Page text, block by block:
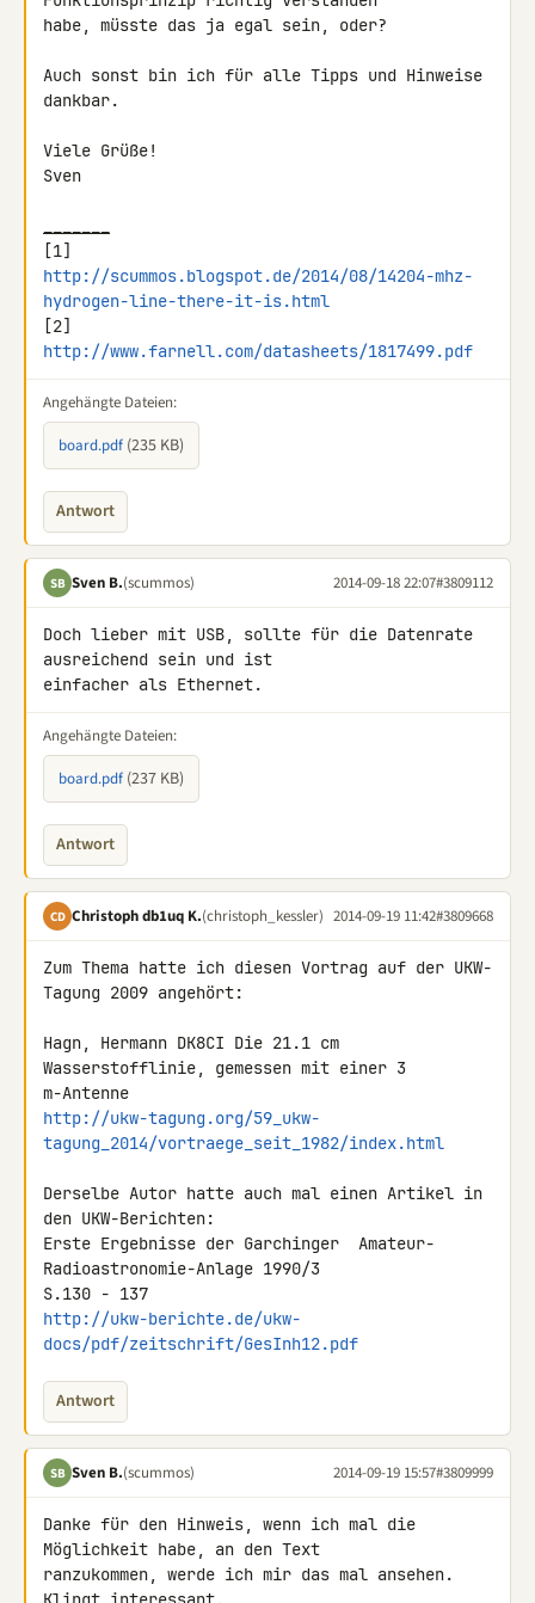
habe, müsste das ja egal sein, oder?
Auch sonst bin ich für alle Tipps und Hinweise
dankbar.
Viele Grüße!
Sven
http://scummos.blogspot.de/2014/08/14204-mhz-
hydrogen-line-there-it-is.html
http://www.farnell.com/datasheets/1817499.pdf
Angehängte Dateien:
board.pdf (235 KB)
Antwort
SB Sven B.(scummos) 2014-09-18 22:07#3809112
Doch lieber mit USB, sollte für die Datenrate
ausreichend sein und ist
einfacher als Ethernet.
Angehängte Dateien:
board.pdf (237 KB)
Antwort
CD Christoph db1uq K.(christoph_kessler) 2014-09-19 11:42#3809668
Zum Thema hatte ich diesen Vortrag auf der UKW-
Tagung 2009 angehört:
Hagn, Hermann DK8CI Die 21.1 cm
Wasserstofflinie, gemessen mit einer 3
http://ukw-tagung.org/59_ukw-
tagung_2014/vortraege_seit_1982/index.html
Derselbe Autor hatte auch mal einen Artikel in
den UKW-Berichten:
Erste Ergebnisse der Garchinger  Amateur-
Radioastronomie-Anlage 1990/3
http://ukw-berichte.de/ukw-
docs/pdf/zeitschrift/GesInh12.pdf
Antwort
SB Sven B.(scummos) 2014-09-19 15:57#3809999
Danke für den Hinweis, wenn ich mal die
Möglichkeit habe, an den Text
ranzukommen, werde ich mir das mal ansehen.